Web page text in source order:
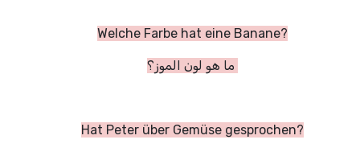
Welche Farbe hat eine Banane?
Hat Peter über Gemüse gesprochen?